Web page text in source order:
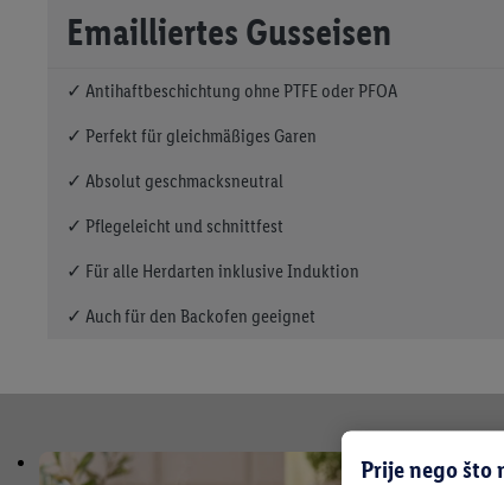
Emailliertes Gusseisen
✓ Antihaftbeschichtung ohne PTFE oder PFOA
✓ Perfekt für gleichmäßiges Garen
✓ Absolut geschmacksneutral
✓ Pflegeleicht und schnittfest
✓ Für alle Herdarten inklusive Induktion
✓ Auch für den Backofen geeignet
Prije nego što